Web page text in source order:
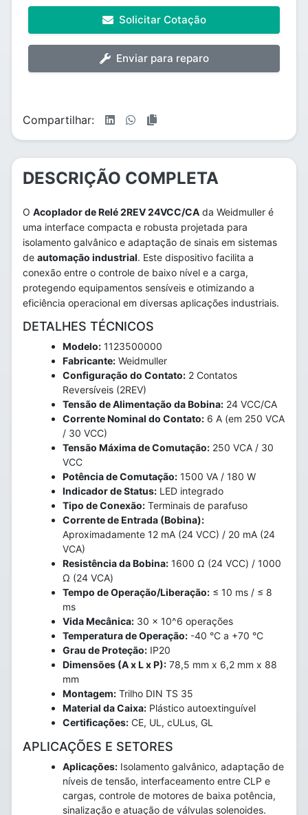
Solicitar Cotação
Enviar para reparo
Compartilhar:
DESCRIÇÃO COMPLETA
O Acoplador de Relé 2REV 24VCC/CA da Weidmuller é
uma interface compacta e robusta projetada para
isolamento galvânico e adaptação de sinais em sistemas
de automação industrial. Este dispositivo facilita a
conexão entre o controle de baixo nível e a carga,
protegendo equipamentos sensíveis e otimizando a
eficiência operacional em diversas aplicações industriais.
DETALHES TÉCNICOS
Modelo: 1123500000
Fabricante: Weidmuller
Configuração do Contato: 2 Contatos
Reversíveis (2REV)
Tensão de Alimentação da Bobina: 24 VCC/CA
Corrente Nominal do Contato: 6 A (em 250 VCA
/ 30 VCC)
Tensão Máxima de Comutação: 250 VCA / 30
VCC
Potência de Comutação: 1500 VA / 180 W
Indicador de Status: LED integrado
Tipo de Conexão: Terminais de parafuso
Corrente de Entrada (Bobina):
Aproximadamente 12 mA (24 VCC) / 20 mA (24
VCA)
Resistência da Bobina: 1600 Ω (24 VCC) / 1000
Ω (24 VCA)
Tempo de Operação/Liberação: ≤ 10 ms / ≤ 8
ms
Vida Mecânica: 30 x 10^6 operações
Temperatura de Operação: -40 °C a +70 °C
Grau de Proteção: IP20
Dimensões (A x L x P): 78,5 mm x 6,2 mm x 88
mm
Montagem: Trilho DIN TS 35
Material da Caixa: Plástico autoextinguível
Certificações: CE, UL, cULus, GL
APLICAÇÕES E SETORES
Aplicações: Isolamento galvânico, adaptação de
níveis de tensão, interfaceamento entre CLP e
cargas, controle de motores de baixa potência,
sinalização e atuação de válvulas solenoides.